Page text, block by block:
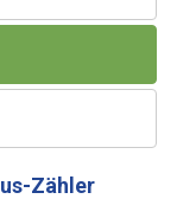
Zähler